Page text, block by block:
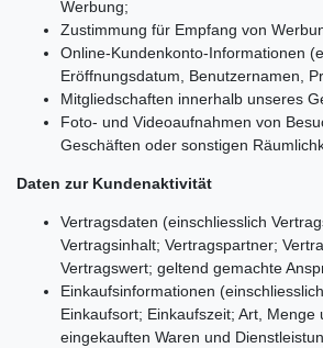
Werbung;
Zustimmung für Empfang von
Online-Kundenkonto-Informationen
Eröffnungsdatum, Benutzernamen,
Mitgliedschaften innerhalb unseres
Foto- und Videoaufnahmen von
Geschäften oder sonstigen
Daten zur Kundenaktivität
Vertragsdaten (einschliesslich
Vertragsinhalt; Vertragspartner;
Vertragswert; geltend gemachte
Einkaufsinformationen
Einkaufsort; Einkaufszeit; Art, Menge
eingekauften Waren und